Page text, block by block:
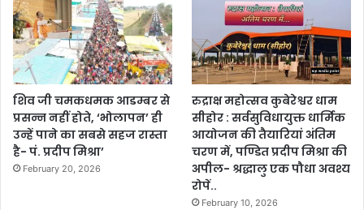
शिव जी चमकधमक आडम्बर से
प्रसन्न नहीं होते, ‘भोलापन’ ही
उन्हें पाने का सबसे सहज रास्ता
है- पं. प्रदीप मिश्रा’
February 20, 2026
रुद्राक्ष महोत्सव कुबेरेश्वर धाम
सीहोर : सर्वसुविधायुक्त धार्मिक
आयोजन की तैयारियां अंतिम
चरण में, पण्डित प्रदीप मिश्रा की
अपील- श्रद्धालु एक पौधा अवश्य
रोपें..
February 10, 2026